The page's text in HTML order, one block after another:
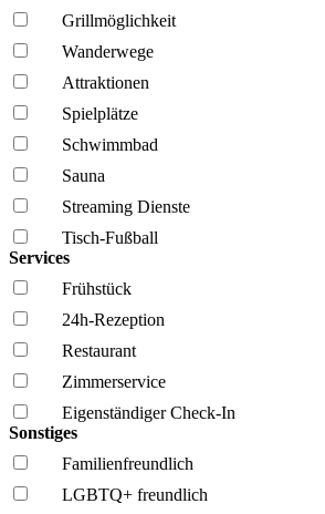
Grillmöglich­keit
Wanderwege
Attraktionen
Spielplätze
Schwimmbad
Sauna
Streaming Dienste
Tisch-Fußball
Services
Frühstück
24h-Rezeption
Restaurant
Zimmerservice
Eigenständiger Check-In
Sonstiges
Familien­freundlich
LGBTQ+ freundlich